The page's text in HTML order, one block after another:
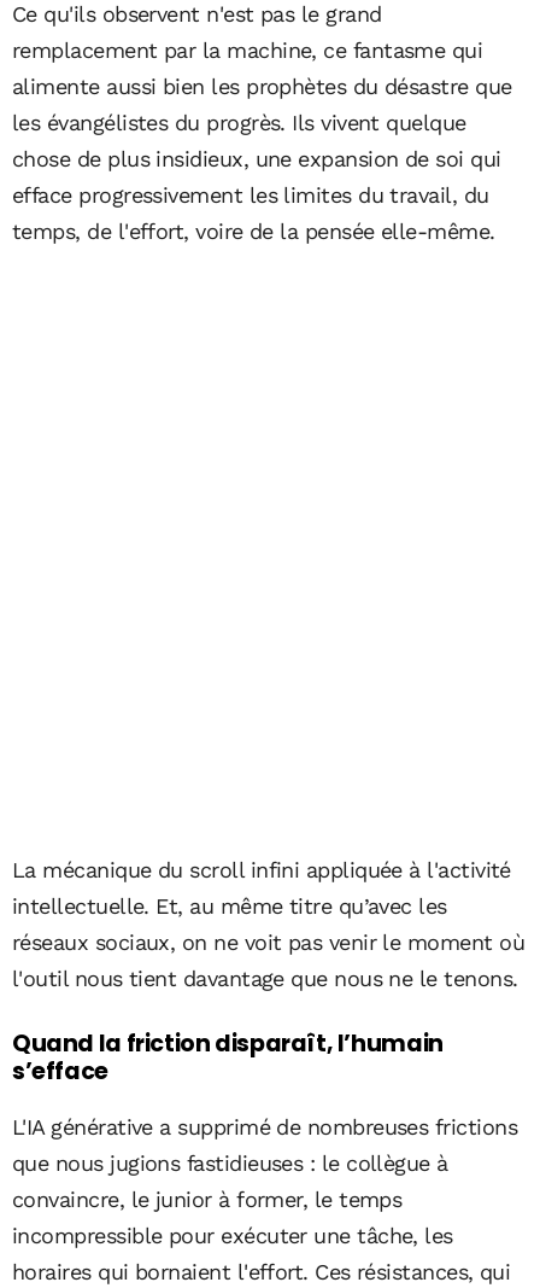
Ce qu'ils observent n'est pas le grand
remplacement par la machine, ce fantasme qui
alimente aussi bien les prophètes du désastre que
les évangélistes du progrès. Ils vivent quelque
chose de plus insidieux, une expansion de soi qui
efface progressivement les limites du travail, du
temps, de l'effort, voire de la pensée elle-même.
La mécanique du scroll infini appliquée à l'activité
intellectuelle. Et, au même titre qu’avec les
réseaux sociaux, on ne voit pas venir le moment où
l'outil nous tient davantage que nous ne le tenons.
Quand la friction disparaît, l’humain
s’efface
L'IA générative a supprimé de nombreuses frictions
que nous jugions fastidieuses : le collègue à
convaincre, le junior à former, le temps
incompressible pour exécuter une tâche, les
horaires qui bornaient l'effort. Ces résistances, qui